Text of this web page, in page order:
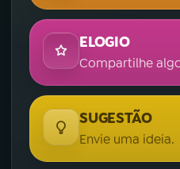
ELOGIO
Compartilhe
SUGESTÃO
Envie uma ideia.